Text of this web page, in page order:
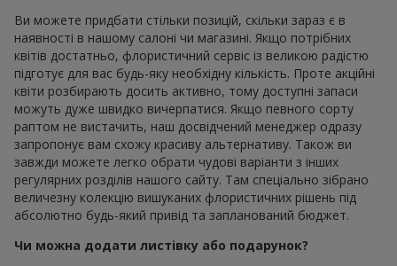
Ви можете придбати стільки позицій, скільки зараз є в
наявності в нашому салоні чи магазині. Якщо потрібних
квітів достатньо, флористичний сервіс із великою радістю
підготує для вас будь-яку необхідну кількість. Проте акційні
квіти розбирають досить активно, тому доступні запаси
можуть дуже швидко вичерпатися. Якщо певного сорту
раптом не вистачить, наш досвідчений менеджер одразу
запропонує вам схожу красиву альтернативу. Також ви
завжди можете легко обрати чудові варіанти з інших
регулярних розділів нашого сайту. Там спеціально зібрано
величезну колекцію вишуканих флористичних рішень під
абсолютно будь-який привід та запланований бюджет.
Чи можна додати листівку або подарунок?